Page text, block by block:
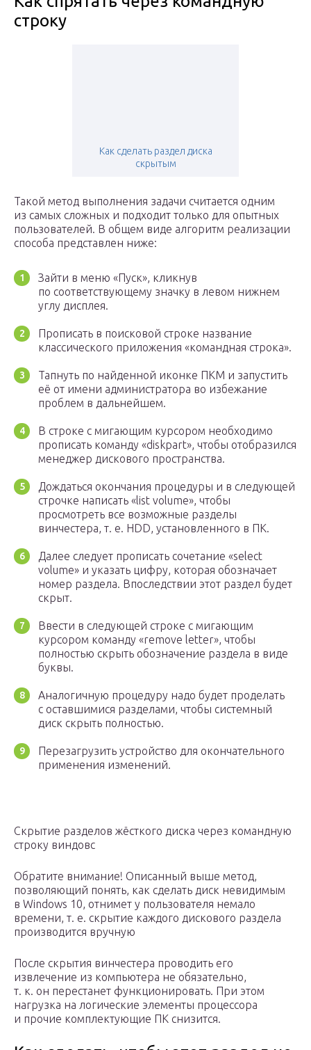
строку
Как сделать раздел диска
скрытым
Такой метод выполнения задачи считается одним
из самых сложных и подходит только для опытных
пользователей. В общем виде алгоритм реализации
способа представлен ниже:
Зайти в меню «Пуск», кликнув
по соответствующему значку в левом нижнем
углу дисплея.
Прописать в поисковой строке название
классического приложения «командная строка».
Тапнуть по найденной иконке ПКМ и запустить
её от имени администратора во избежание
проблем в дальнейшем.
В строке с мигающим курсором необходимо
прописать команду «diskpart», чтобы отобразился
менеджер дискового пространства.
Дождаться окончания процедуры и в следующей
строчке написать «list volume», чтобы
просмотреть все возможные разделы
винчестера, т. е. HDD, установленного в ПК.
Далее следует прописать сочетание «select
volume» и указать цифру, которая обозначает
номер раздела. Впоследствии этот раздел будет
скрыт.
Ввести в следующей строке с мигающим
курсором команду «remove letter», чтобы
полностью скрыть обозначение раздела в виде
буквы.
Аналогичную процедуру надо будет проделать
с оставшимися разделами, чтобы системный
диск скрыть полностью.
Перезагрузить устройство для окончательного
применения изменений.
Скрытие разделов жёсткого диска через командную
строку виндовс
Обратите внимание! Описанный выше метод,
позволяющий понять, как сделать диск невидимым
в Windows 10, отнимет у пользователя немало
времени, т. е. скрытие каждого дискового раздела
производится вручную
После скрытия винчестера проводить его
извлечение из компьютера не обязательно,
т. к. он перестанет функционировать. При этом
нагрузка на логические элементы процессора
и прочие комплектующие ПК снизится.